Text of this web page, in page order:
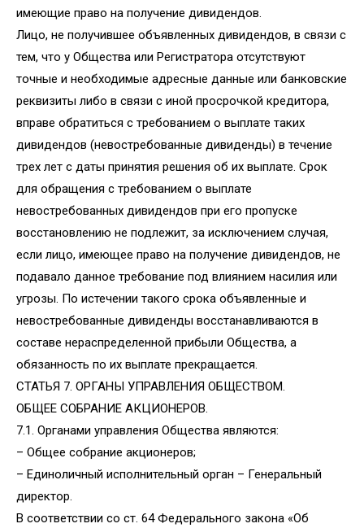
имеющие право на получение дивидендов.
Лицо, не получившее объявленных дивидендов, в связи с
тем, что у Общества или Регистратора отсутствуют
точные и необходимые адресные данные или банковские
реквизиты либо в связи с иной просрочкой кредитора,
вправе обратиться с требованием о выплате таких
дивидендов (невостребованные дивиденды) в течение
трех лет с даты принятия решения об их выплате. Срок
для обращения с требованием о выплате
невостребованных дивидендов при его пропуске
восстановлению не подлежит, за исключением случая,
если лицо, имеющее право на получение дивидендов, не
подавало данное требование под влиянием насилия или
угрозы. По истечении такого срока объявленные и
невостребованные дивиденды восстанавливаются в
составе нераспределенной прибыли Общества, а
обязанность по их выплате прекращается.
СТАТЬЯ 7. ОРГАНЫ УПРАВЛЕНИЯ ОБЩЕСТВОМ.
ОБЩЕЕ СОБРАНИЕ АКЦИОНЕРОВ.
7.1. Органами управления Общества являются:
– Общее собрание акционеров;
– Единоличный исполнительный орган – Генеральный
директор.
В соответствии со ст. 64 Федерального закона «Об